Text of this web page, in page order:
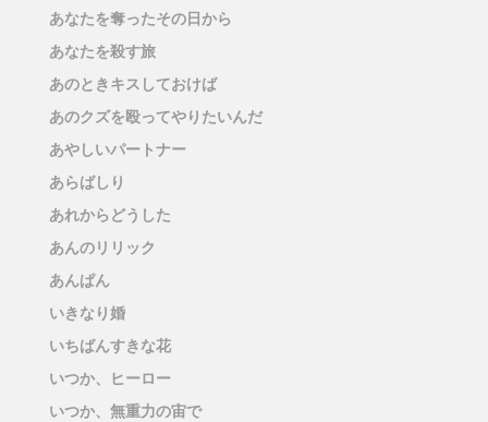
あなたを奪ったその日から
あなたを殺す旅
あのときキスしておけば
あのクズを殴ってやりたいんだ
あやしいパートナー
あらばしり
あれからどうした
あんのリリック
あんぱん
いきなり婚
いちばんすきな花
いつか、ヒーロー
いつか、無重力の宙で